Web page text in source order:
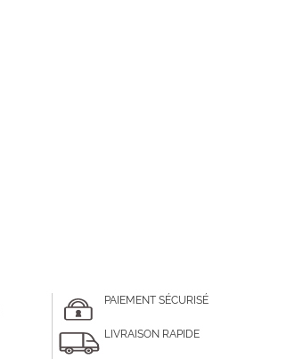
PAIEMENT SÉCURISÉ
LIVRAISON RAPIDE